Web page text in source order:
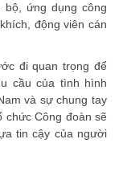
ứng dụng công
động viên cán
đi quan trọng để
cầu của tình hình
và sự chung tay
chức Công đoàn sẽ
tin cậy của người